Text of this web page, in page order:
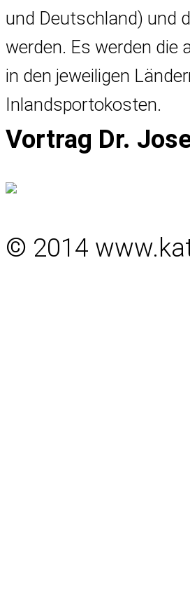
und Deutschland) und
werden. Es werden die
in den jeweiligen
Inlandsportokosten.
Vortrag Dr.
© 2014